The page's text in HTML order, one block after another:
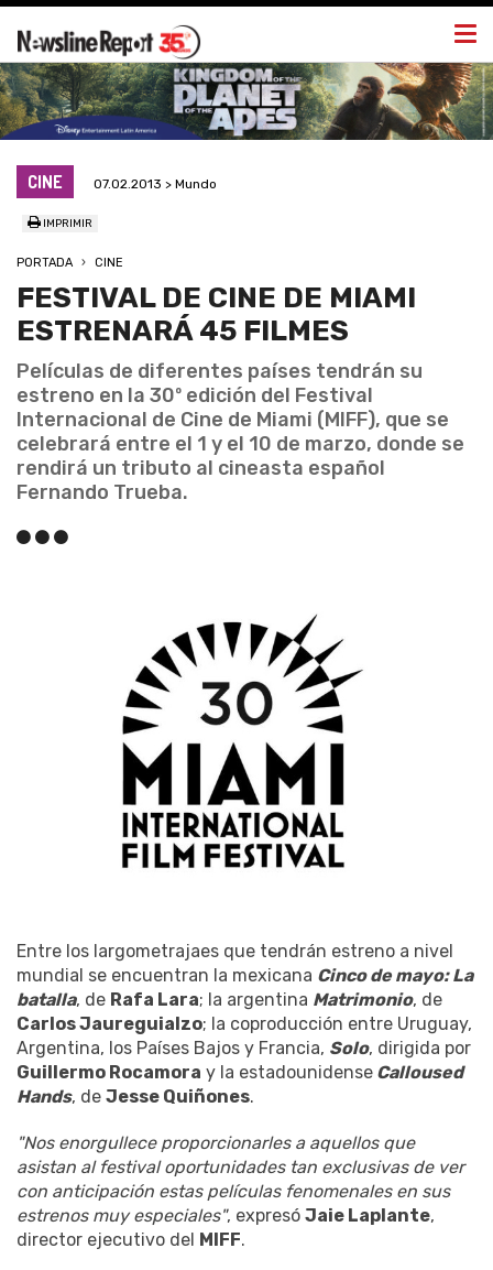
CINE 07.02.2013 > Mundo
IMPRIMIR
PORTADA CINE
FESTIVAL DE CINE DE MIAMI
ESTRENARÁ 45 FILMES
Películas de diferentes países tendrán su
estreno en la 30º edición del Festival
Internacional de Cine de Miami (MIFF), que se
celebrará entre el 1 y el 10 de marzo, donde se
rendirá un tributo al cineasta español
Fernando Trueba.
Entre los largometrajaes que tendrán estreno a nivel
mundial se encuentran la mexicana Cinco de mayo: La
batalla, de Rafa Lara; la argentina Matrimonio, de
Carlos Jaureguialzo; la coproducción entre Uruguay,
Argentina, los Países Bajos y Francia, Solo, dirigida por
Guillermo Rocamora y la estadounidense Calloused
Hands, de Jesse Quiñones.
"Nos enorgullece proporcionarles a aquellos que
asistan al festival oportunidades tan exclusivas de ver
con anticipación estas películas fenomenales en sus
estrenos muy especiales", expresó Jaie Laplante,
director ejecutivo del MIFF.